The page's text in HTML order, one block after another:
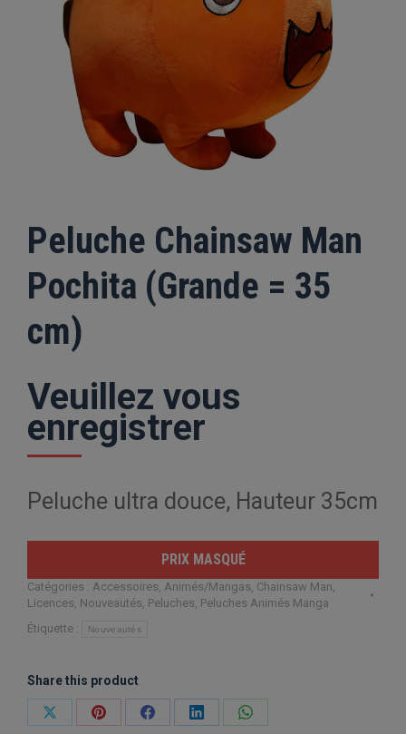
Peluche Chainsaw Man
Pochita (Grande = 35
cm)
Veuillez vous
enregistrer
Peluche ultra douce, Hauteur 35cm
PRIX MASQUÉ
Catégories : Accessoires, Animés/Mangas, Chainsaw Man,
Licences, Nouveautés, Peluches, Peluches Animés Manga
Étiquette :
Nouveautés
Share this product
PartagerPartagerPartagerPartagerPartager